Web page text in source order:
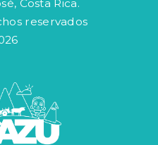
Costa Rica.
reservados